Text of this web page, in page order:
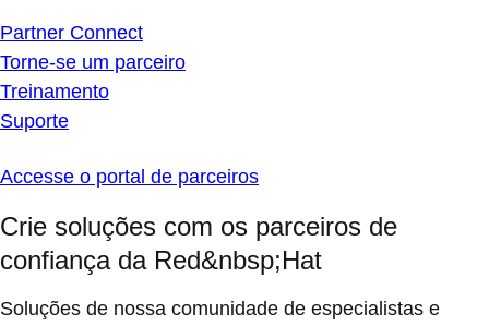
Partner Connect
Torne-se um parceiro
Treinamento
Suporte
Accesse o portal de parceiros
Crie soluções com os parceiros de
confiança da Red&nbsp;Hat
Soluções de nossa comunidade de especialistas e